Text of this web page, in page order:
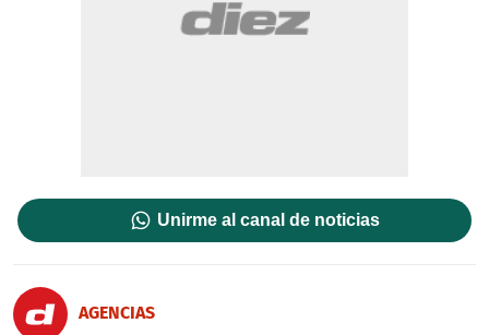
Unirme al canal de noticias
AGENCIAS